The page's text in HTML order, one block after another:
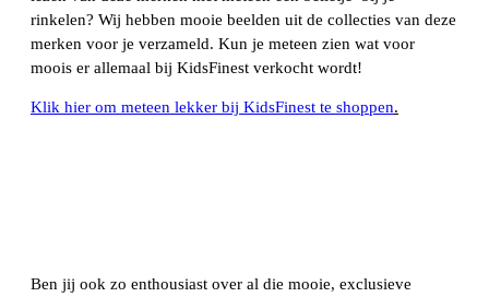
rinkelen? Wij hebben mooie beelden uit de collecties van deze
merken voor je verzameld. Kun je meteen zien wat voor
moois er allemaal bij KidsFinest verkocht wordt!
Klik hier om meteen lekker bij KidsFinest te shoppen.
Ben jij ook zo enthousiast over al die mooie, exclusieve